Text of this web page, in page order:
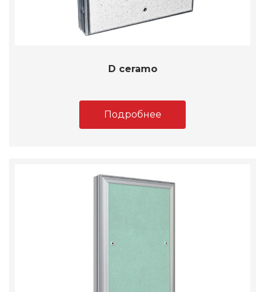
D ceramo
Подробнее